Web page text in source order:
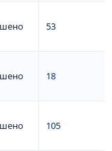
53
18
105